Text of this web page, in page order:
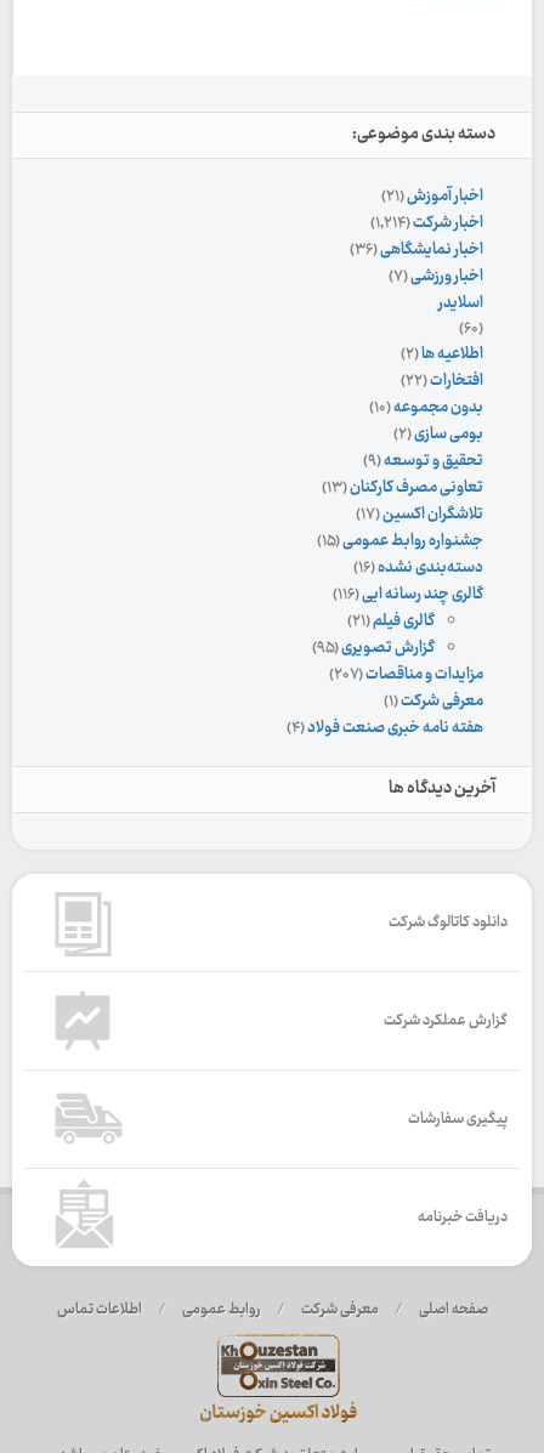
دسته بندی موضوعی:
اخبار آموزش(۲۱)
اخبار شرکت(۱,۲۱۴)
اخبار نمایشگاهی(۳۶)
اخبار ورزشی(۷)
اسلایدر
(۶۰)
اطلاعیه ها(۲)
افتخارات(۲۲)
بدون مجموعه(۱۰)
بومی سازی(۲)
تحقیق و توسعه(۹)
تعاونی مصرف کارکنان(۱۳)
تلاشگران اکسین(۱۷)
جشنواره روابط عمومی(۱۵)
دسته‌بندی نشده(۱۶)
گالری چند رسانه ایی(۱۱۶)
گالری فیلم(۲۱)
گزارش تصویری(۹۵)
مزایدات و مناقصات(۲۰۷)
معرفی شرکت(۱)
هفته نامه خبری صنعت فولاد(۴)
آخرین دیدگاه ها
دانلود کاتالوگ شرکت
گزارش عملکرد شرکت
پیگیری سفارشات
دریافت خبرنامه
صفحه اصلی / معرفی شرکت / روابط عمومی / اطلاعات تماس